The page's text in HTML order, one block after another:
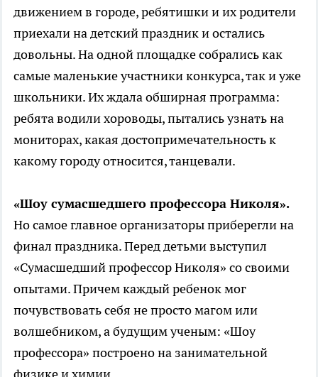
движением в городе, ребятишки и их родители
приехали на детский праздник и остались
довольны. На одной площадке собрались как
самые маленькие участники конкурса, так и уже
школьники. Их ждала обширная программа:
ребята водили хороводы, пытались узнать на
мониторах, какая достопримечательность к
какому городу относится, танцевали.
«Шоу сумасшедшего профессора Николя».
Но самое главное организаторы приберегли на
финал праздника. Перед детьми выступил
«Сумасшедший профессор Николя» со своими
опытами. Причем каждый ребенок мог
почувствовать себя не просто магом или
волшебником, а будущим ученым: «Шоу
профессора» построено на занимательной